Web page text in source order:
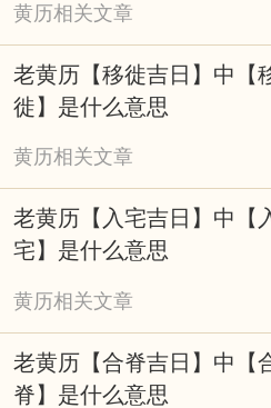
是现在，人们使用黄历
活的期许，而非单纯依
风。无需盲目依赖，可将
学规划与积极心态，兼
节奏，让择吉成为美好
的桎梏。
黄历相关文章
老黄历【移徙吉日】中【
徙】是什么意思
黄历相关文章
老黄历【入宅吉日】中【
宅】是什么意思
黄历相关文章
老黄历【合脊吉日】中【
脊】是什么意思